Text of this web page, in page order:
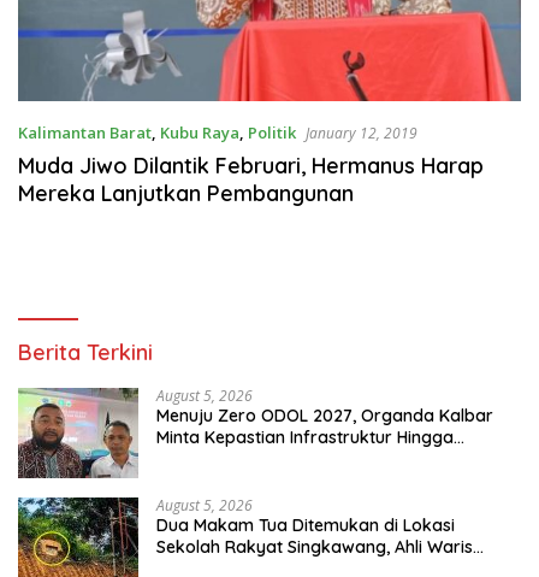
Kalimantan Barat, Kubu Raya, Politik January 12, 2019
Muda Jiwo Dilantik Februari, Hermanus Harap
Mereka Lanjutkan Pembangunan
Berita Terkini
August 5, 2026
Menuju Zero ODOL 2027, Organda Kalbar
Minta Kepastian Infrastruktur Hingga
August 5, 2026
Dua Makam Tua Ditemukan di Lokasi
Sekolah Rakyat Singkawang, Ahli Waris